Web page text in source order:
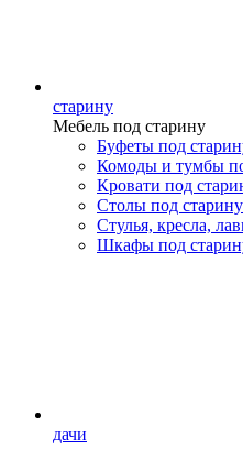
старину
Мебель под старину
Буфеты под
Комоды и тумбы
Кровати под
Столы под старину
Стулья, кресла,
Шкафы под
дачи